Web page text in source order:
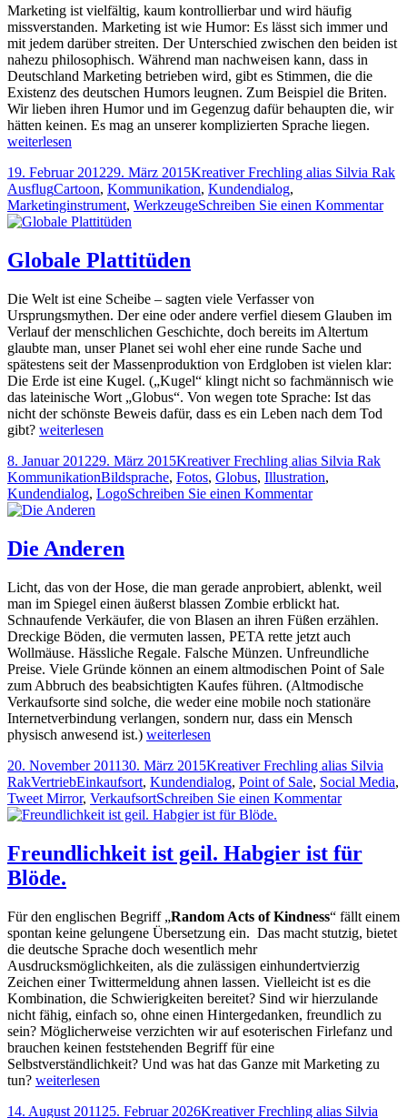
Marketing ist vielfältig, kaum kontrollierbar und wird häufig
missverstanden. Marketing ist wie Humor: Es lässt sich immer und
mit jedem darüber streiten. Der Unterschied zwischen den beiden ist
nahezu philosophisch. Während man nachweisen kann, dass in
Deutschland Marketing betrieben wird, gibt es Stimmen, die die
Existenz des deutschen Humors leugnen. Zum Beispiel die Briten.
Wir lieben ihren Humor und im Gegenzug dafür behaupten die, wir
hätten keinen. Es mag an unserer komplizierten Sprache liegen.
weiterlesen
Veröffentlicht
am
19. Februar 201229. März 2015Autor
Kreativer Frechling alias Silvia Rak
AusflugTags
Cartoon, Kommunikation, Kundendialog,
Marketinginstrument, WerkzeugeSchreiben Sie einen Kommentarzu
Globale Plattitüden
Die Welt ist eine Scheibe – sagten viele Verfasser von
Ursprungsmythen. Der eine oder andere verfiel diesem Glauben im
Verlauf der menschlichen Geschichte, doch bereits im Altertum
glaubte man, unser Planet sei wohl eher eine runde Sache und
spätestens seit der Massenproduktion von Erdgloben ist vielen klar:
Die Erde ist eine Kugel. („Kugel“ klingt nicht so fachmännisch wie
das lateinische Wort „Globus“. Von wegen tote Sprache: Ist das
nicht der schönste Beweis dafür, dass es ein Leben nach dem Tod
gibt? Globale
weiterlesen
Veröffentlicht
am
8. Januar 201229. März 2015Autor
Kreativer Frechling alias Silvia Rak
KommunikationTags
Bildsprache, Fotos, Globus, Illustration,
Kundendialog, LogoSchreiben Sie einen Kommentarzu
Die Anderen
Licht, das von der Hose, die man gerade anprobiert, ablenkt, weil
man im Spiegel einen äußerst blassen Zombie erblickt hat.
Schnaufende Verkäufer, die von Blasen an ihren Füßen erzählen.
Dreckige Böden, die vermuten lassen, PETA rette jetzt auch
Wollmäuse. Hässliche Regale. Falsche Münzen. Unfreundliche
Preise. Viele Gründe können an einem altmodischen Point of Sale
zum Abbruch des beabsichtigten Kaufes führen. (Altmodische
Verkaufsorte sind solche, die weder eine mobile noch stationäre
Internetverbindung verlangen, sondern nur, dass ein Mensch
physisch anwesend ist.) Die
weiterlesen
Veröffentlicht
am
20. November 201130. März 2015Autor
Kreativer Frechling alias Silvia
RakKategorien
VertriebTags
Einkaufsort, Kundendialog, Point of Sale, Social Media,
Tweet Mirror, VerkaufsortSchreiben Sie einen Kommentarzu
Freundlichkeit ist geil. Habgier ist für
Blöde.
Für den englischen Begriff „Random Acts of Kindness“ fällt einem
spontan keine gelungene Übersetzung ein. Das macht stutzig, bietet
die deutsche Sprache doch wesentlich mehr
Ausdrucksmöglichkeiten, als die zulässigen einhundertvierzig
Zeichen einer Twittermeldung ahnen lassen. Vielleicht ist es die
Kombination, die Schwierigkeiten bereitet? Sind wir hierzulande
nicht fähig, einfach so, ohne einen Hintergedanken, freundlich zu
sein? Möglicherweise verzichten wir auf esoterischen Firlefanz und
brauchen keinen feststehenden Begriff für eine
Selbstverständlichkeit? Und was hat das Ganze mit Marketing zu
tun? Freundlichkeit
geil.
weiterlesen
Veröffentlicht
14. August 2011 25. Februar 2026Autor
Kreativer Frechling alias Silvia